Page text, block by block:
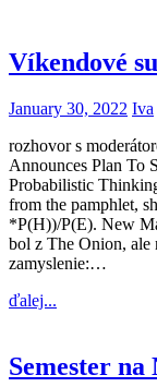
Víkendové
January 30, 2022 Iva
rozhovor s
Announces Plan To
Probabilistic
from the pamphlet,
*P(H))/P(E). New
bol z The Onion, ale
zamyslenie:…
ďalej...
Semester na